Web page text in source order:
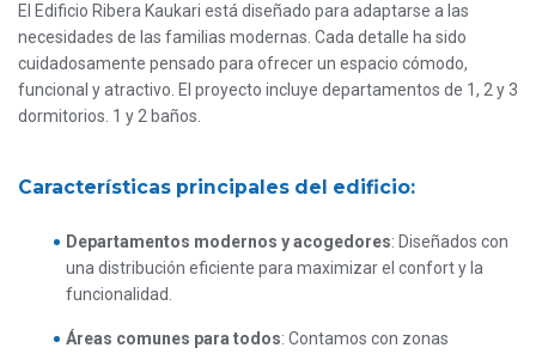
El Edificio Ribera Kaukari está diseñado para adaptarse a las
necesidades de las familias modernas. Cada detalle ha sido
cuidadosamente pensado para ofrecer un espacio cómodo,
funcional y atractivo. El proyecto incluye departamentos de 1, 2 y 3
dormitorios. 1 y 2 baños.
Características principales del edificio:
Departamentos modernos y acogedores: Diseñados con
una distribución eficiente para maximizar el confort y la
funcionalidad.
Áreas comunes para todos: Contamos con zonas